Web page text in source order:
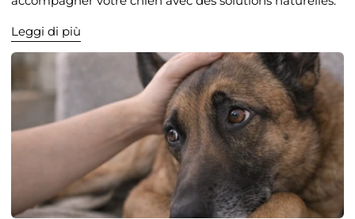
Leggi di più